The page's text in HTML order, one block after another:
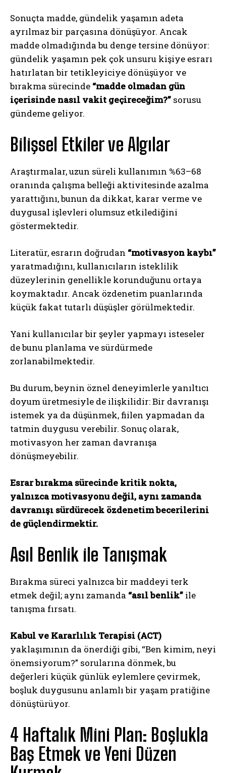
Sonuçta madde, gündelik yaşamın adeta
ayrılmaz bir parçasına dönüşüyor. Ancak
madde olmadığında bu denge tersine dönüyor:
gündelik yaşamın pek çok unsuru kişiye esrarı
hatırlatan bir tetikleyiciye dönüşüyor ve
bırakma sürecinde “madde olmadan gün
içerisinde nasıl vakit geçireceğim?” sorusu
gündeme geliyor.
Bilişsel Etkiler ve Algılar
Araştırmalar, uzun süreli kullanımın %63–68
oranında çalışma belleği aktivitesinde azalma
yarattığını, bunun da dikkat, karar verme ve
duygusal işlevleri olumsuz etkilediğini
göstermektedir.
Literatür, esrarın doğrudan “motivasyon kaybı”
yaratmadığını, kullanıcıların isteklilik
düzeylerinin genellikle korunduğunu ortaya
koymaktadır. Ancak özdenetim puanlarında
küçük fakat tutarlı düşüşler görülmektedir.
Yani kullanıcılar bir şeyler yapmayı isteseler
de bunu planlama ve sürdürmede
zorlanabilmektedir.
Bu durum, beynin öznel deneyimlerle yanıltıcı
doyum üretmesiyle de ilişkilidir: Bir davranışı
istemek ya da düşünmek, fiilen yapmadan da
tatmin duygusu verebilir. Sonuç olarak,
motivasyon her zaman davranışa
dönüşmeyebilir.
Esrar bırakma sürecinde kritik nokta,
yalnızca motivasyonu değil, aynı zamanda
davranışı sürdürecek özdenetim becerilerini
de güçlendirmektir.
Asıl Benlik ile Tanışmak
Bırakma süreci yalnızca bir maddeyi terk
etmek değil; aynı zamanda “asıl benlik” ile
tanışma fırsatı.
Kabul ve Kararlılık Terapisi (ACT)
yaklaşımının da önerdiği gibi, “Ben kimim, neyi
önemsiyorum?” sorularına dönmek, bu
değerleri küçük günlük eylemlere çevirmek,
boşluk duygusunu anlamlı bir yaşam pratiğine
dönüştürüyor.
4 Haftalık Mini Plan: Boşlukla
Baş Etmek ve Yeni Düzen